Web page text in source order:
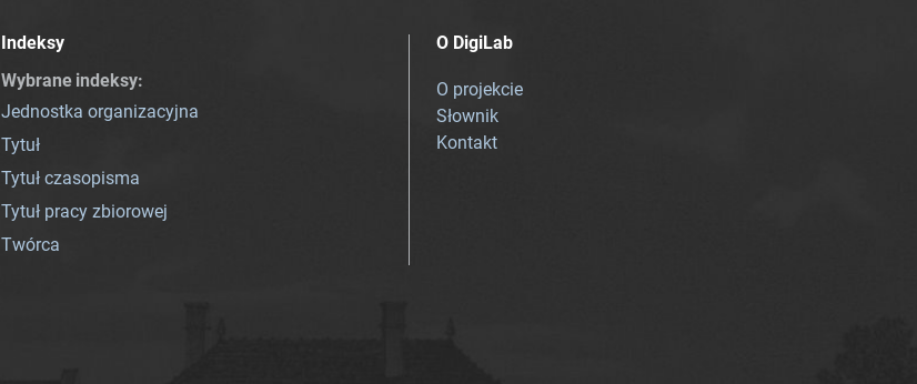
Indeksy
Wybrane indeksy:
Jednostka organizacyjna
Tytuł
Tytuł czasopisma
Tytuł pracy zbiorowej
Twórca
O DigiLab
O projekcie
Słownik
Kontakt